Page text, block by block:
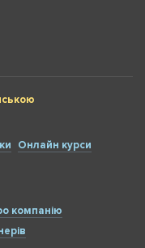
Онлайн курси
компанію